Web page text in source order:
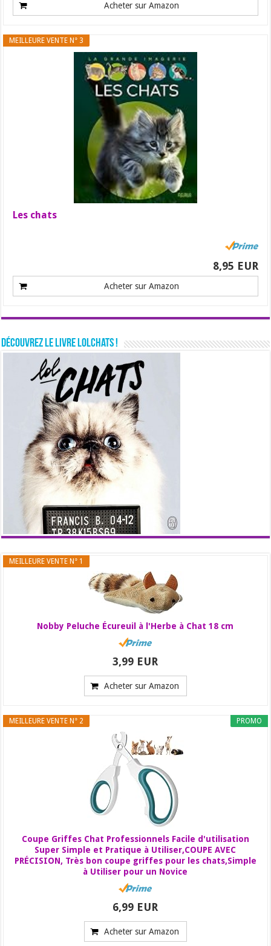
Acheter sur Amazon
MEILLEURE VENTE N° 3
Les chats
8,95 EUR
Acheter sur Amazon
Découvrez le livre LolChats !
MEILLEURE VENTE N° 1
Nobby Peluche Écureuil à l'Herbe à Chat 18 cm
3,99 EUR
Acheter sur Amazon
PROMO
MEILLEURE VENTE N° 2
Coupe Griffes Chat Professionnels Facile d'utilisation
Super Simple et Pratique à Utiliser,COUPE AVEC
PRÉCISION, Très bon coupe griffes pour les chats,Simple
à Utiliser pour un Novice
6,99 EUR
Acheter sur Amazon